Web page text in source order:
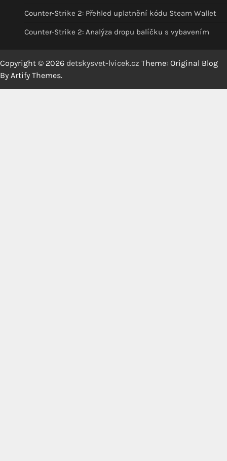
Counter-Strike 2: Přehled uplatnění kódu Steam Wallet
Counter-Strike 2: Analýza dropu balíčku s vybavením
Copyright © 2026 detskysvet-lvicek.cz Theme: Original Blog
By Artify Themes.